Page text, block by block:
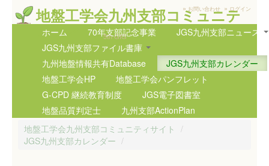
地盤工学会九州支部コミュニテ
ィサイト
5th GIG
» お問い合わせ » ログイン
ホーム 70年支部記念事業
JGS九州支部ニュース
JGS九州支部ファイル書庫
九州地盤情報共有Database
JGS九州支部カレンダー
地盤工学会HP
地盤工学会パンフレット
G-CPD 継続教育制度
JGS電子図書室
地盤品質判定士
九州支部ActionPlan
地盤工学会九州支部コミュニティサイト /
JGS九州支部カレンダー /